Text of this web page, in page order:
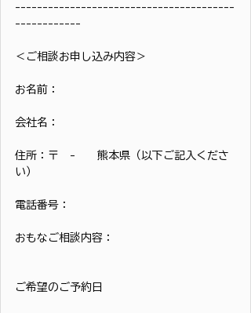
----------------------------------------
------------
＜ご相談お申し込み内容＞
お名前：
会社名：
住所：〒　-　　熊本県（以下ご記入くださ
い）
電話番号：
おもなご相談内容：
ご希望のご予約日